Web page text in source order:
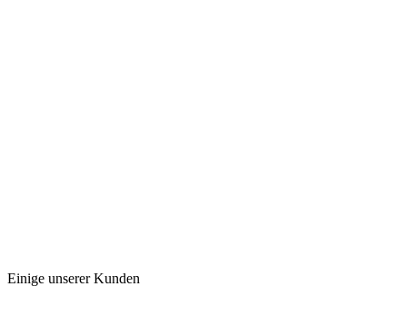
Einige unserer Kunden